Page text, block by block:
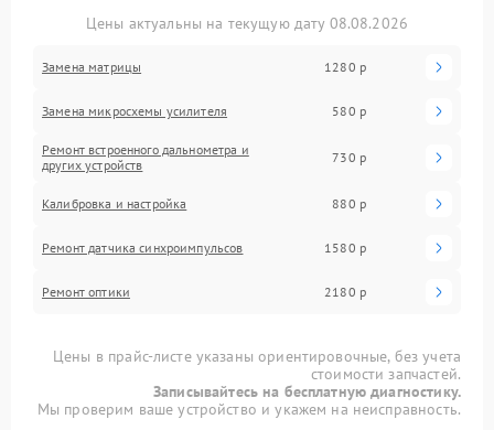
Цены актуальны на текущую дату 08.08.2026
Замена матрицы 1280 р
Замена микросхемы усилителя 580 р
Ремонт встроенного дальнометра и
других устройств
730 р
Калибровка и настройка 880 р
Ремонт датчика синхроимпульсов 1580 р
Ремонт оптики 2180 р
Цены в прайс-листе указаны ориентировочные, без учета
стоимости запчастей.
Записывайтесь на бесплатную диагностику.
Мы проверим ваше устройство и укажем на неисправность.